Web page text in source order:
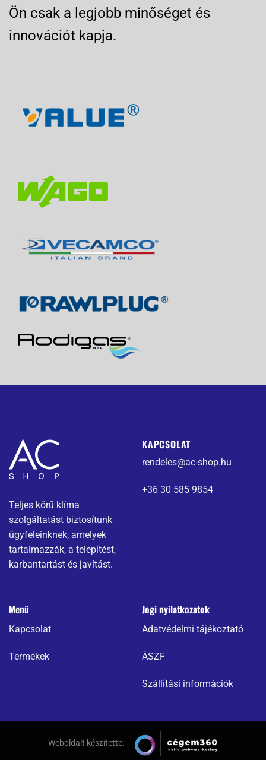
Ön csak a legjobb minőséget és
innovációt kapja.
Teljes körű klíma
szolgáltatást biztosítunk
ügyfeleinknek, amelyek
tartalmazzák, a telepítést,
karbantartást és javítást.
KAPCSOLAT
rendeles@ac-shop.hu
+36 30 585 9854
Menü
Kapcsolat
Termékek
Jogi nyilatkozatok
Adatvédelmi tájékoztató
ÁSZF
Szállítási információk
Weboldalt készítette: